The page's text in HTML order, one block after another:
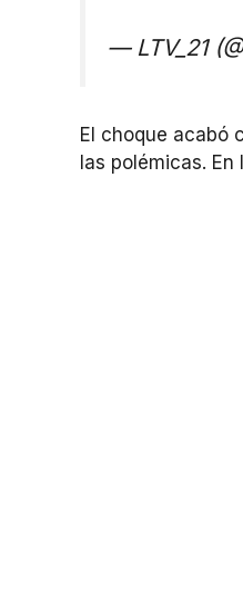
— LTV_21
El choque acabó
las polémicas.